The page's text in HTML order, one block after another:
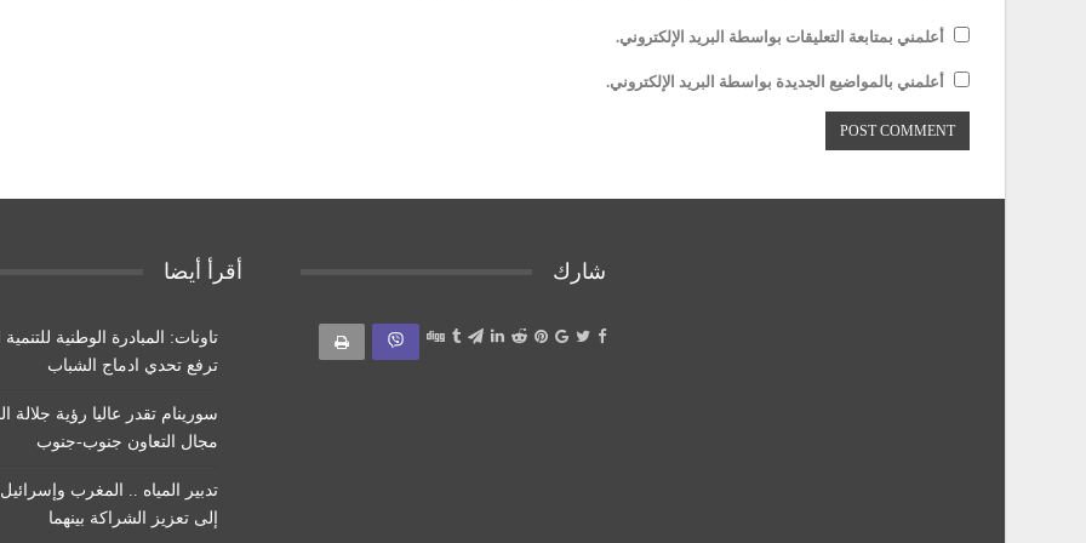
أعلمني بمتابعة التعليقات بواسطة البريد الإلكتروني.
أعلمني بالمواضيع الجديدة بواسطة البريد الإلكتروني.
شارك أقرأ أيضا
تاونات: المبادرة الوطنية
ترفع تحدي ادماج الشباب
سورينام تقدر عاليا رؤية جلالة
مجال التعاون جنوب-جنوب
تدبير المياه .. المغرب
إلى تعزيز الشراكة بينهما